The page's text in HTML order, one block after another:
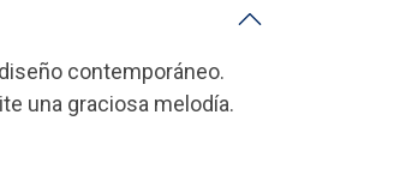
contemporáneo.
una graciosa melodía.